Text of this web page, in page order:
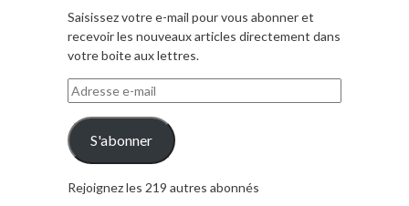
Saisissez votre e-mail pour vous abonner et
recevoir les nouveaux articles directement dans
votre boite aux lettres.
Adresse
e-
mail
S'abonner
Rejoignez les 219 autres abonnés